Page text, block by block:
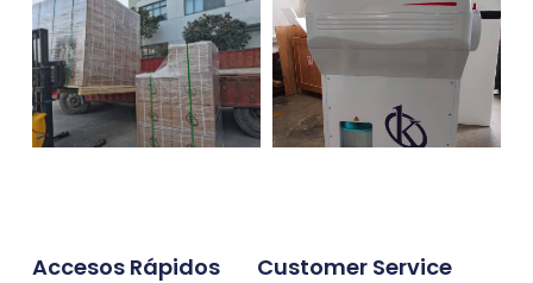
Customer Service
Accesos Rápidos